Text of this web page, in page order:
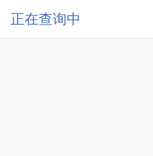
正在查询中